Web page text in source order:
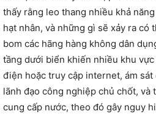
thấy rằng leo thang nhiều khả
hạt nhân, và những gì sẽ xảy ra có
bom các hãng hàng không dân
tầng dưới biển khiến nhiều khu
điện hoặc truy cập internet, ám
lãnh đạo công nghiệp chủ chốt, và
cung cấp nước, theo đó gây nguy